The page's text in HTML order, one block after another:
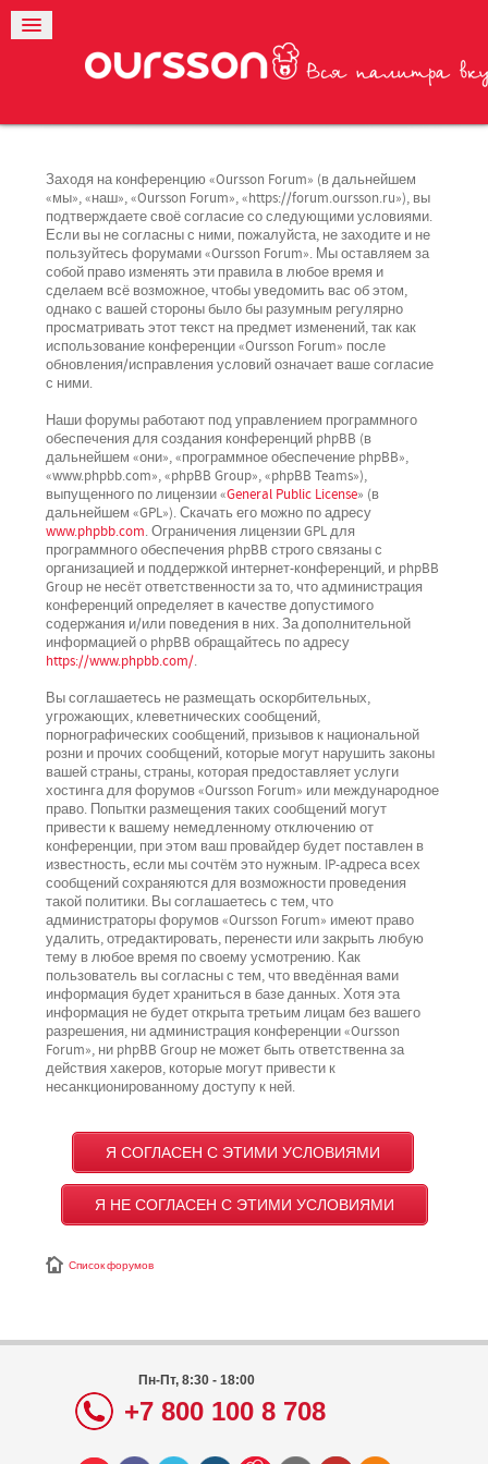
Заходя на конференцию «Oursson Forum» (в дальнейшем
«мы», «наш», «Oursson Forum», «https://forum.oursson.ru»), вы
подтверждаете своё согласие со следующими условиями.
Если вы не согласны с ними, пожалуйста, не заходите и не
пользуйтесь форумами «Oursson Forum». Мы оставляем за
собой право изменять эти правила в любое время и
сделаем всё возможное, чтобы уведомить вас об этом,
однако с вашей стороны было бы разумным регулярно
просматривать этот текст на предмет изменений, так как
использование конференции «Oursson Forum» после
обновления/исправления условий означает ваше согласие
с ними.
Наши форумы работают под управлением программного
обеспечения для создания конференций phpBB (в
дальнейшем «они», «программное обеспечение phpBB»,
«www.phpbb.com», «phpBB Group», «phpBB Teams»),
выпущенного по лицензии «General Public License» (в
дальнейшем «GPL»). Скачать его можно по адресу
www.phpbb.com. Ограничения лицензии GPL для
программного обеспечения phpBB строго связаны с
организацией и поддержкой интернет-конференций, и phpBB
Group не несёт ответственности за то, что администрация
конференций определяет в качестве допустимого
содержания и/или поведения в них. За дополнительной
информацией о phpBB обращайтесь по адресу
https://www.phpbb.com/.
Вы соглашаетесь не размещать оскорбительных,
угрожающих, клеветнических сообщений,
порнографических сообщений, призывов к национальной
розни и прочих сообщений, которые могут нарушить законы
вашей страны, страны, которая предоставляет услуги
хостинга для форумов «Oursson Forum» или международное
право. Попытки размещения таких сообщений могут
привести к вашему немедленному отключению от
конференции, при этом ваш провайдер будет поставлен в
известность, если мы сочтём это нужным. IP-адреса всех
сообщений сохраняются для возможности проведения
такой политики. Вы соглашаетесь с тем, что
администраторы форумов «Oursson Forum» имеют право
удалить, отредактировать, перенести или закрыть любую
тему в любое время по своему усмотрению. Как
пользователь вы согласны с тем, что введённая вами
информация будет храниться в базе данных. Хотя эта
информация не будет открыта третьим лицам без вашего
разрешения, ни администрация конференции «Oursson
Forum», ни phpBB Group не может быть ответственна за
действия хакеров, которые могут привести к
несанкционированному доступу к ней.
Список форумов
Пн-Пт, 8:30 - 18:00
+7 800 100 8 708